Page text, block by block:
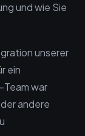
und wie Sie
unserer
ein
war
andere